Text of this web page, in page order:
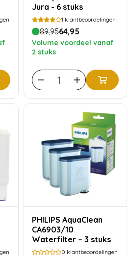
Jura - 6 stuks
1 klantbeoordelingen
89,9564,95
Volume voordeel vanaf
2 stuks
PHILIPS AquaClean
CA6903/10
Waterfilter – 3 stuks
0 klantbeoordelingen